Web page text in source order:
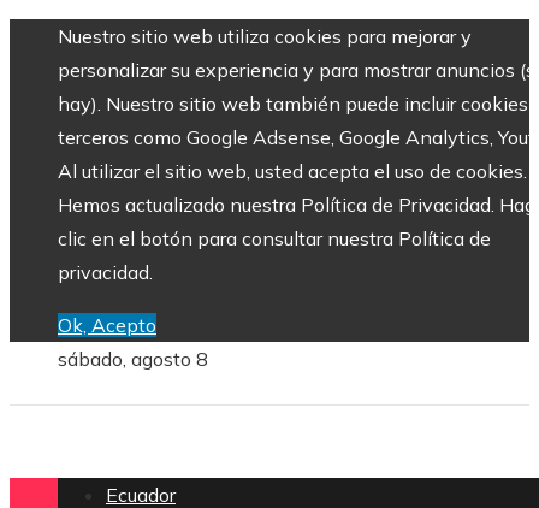
Nuestro sitio web utiliza cookies para mejorar y
personalizar su experiencia y para mostrar anuncios
hay). Nuestro sitio web también puede incluir cookies
terceros como Google Adsense, Google Analytics,
Al utilizar el sitio web, usted acepta el uso de cookies.
Hemos actualizado nuestra Política de Privacidad.
clic en el botón para consultar nuestra Política de
privacidad.
Ok, Acepto
sábado, agosto 8
Ecuador